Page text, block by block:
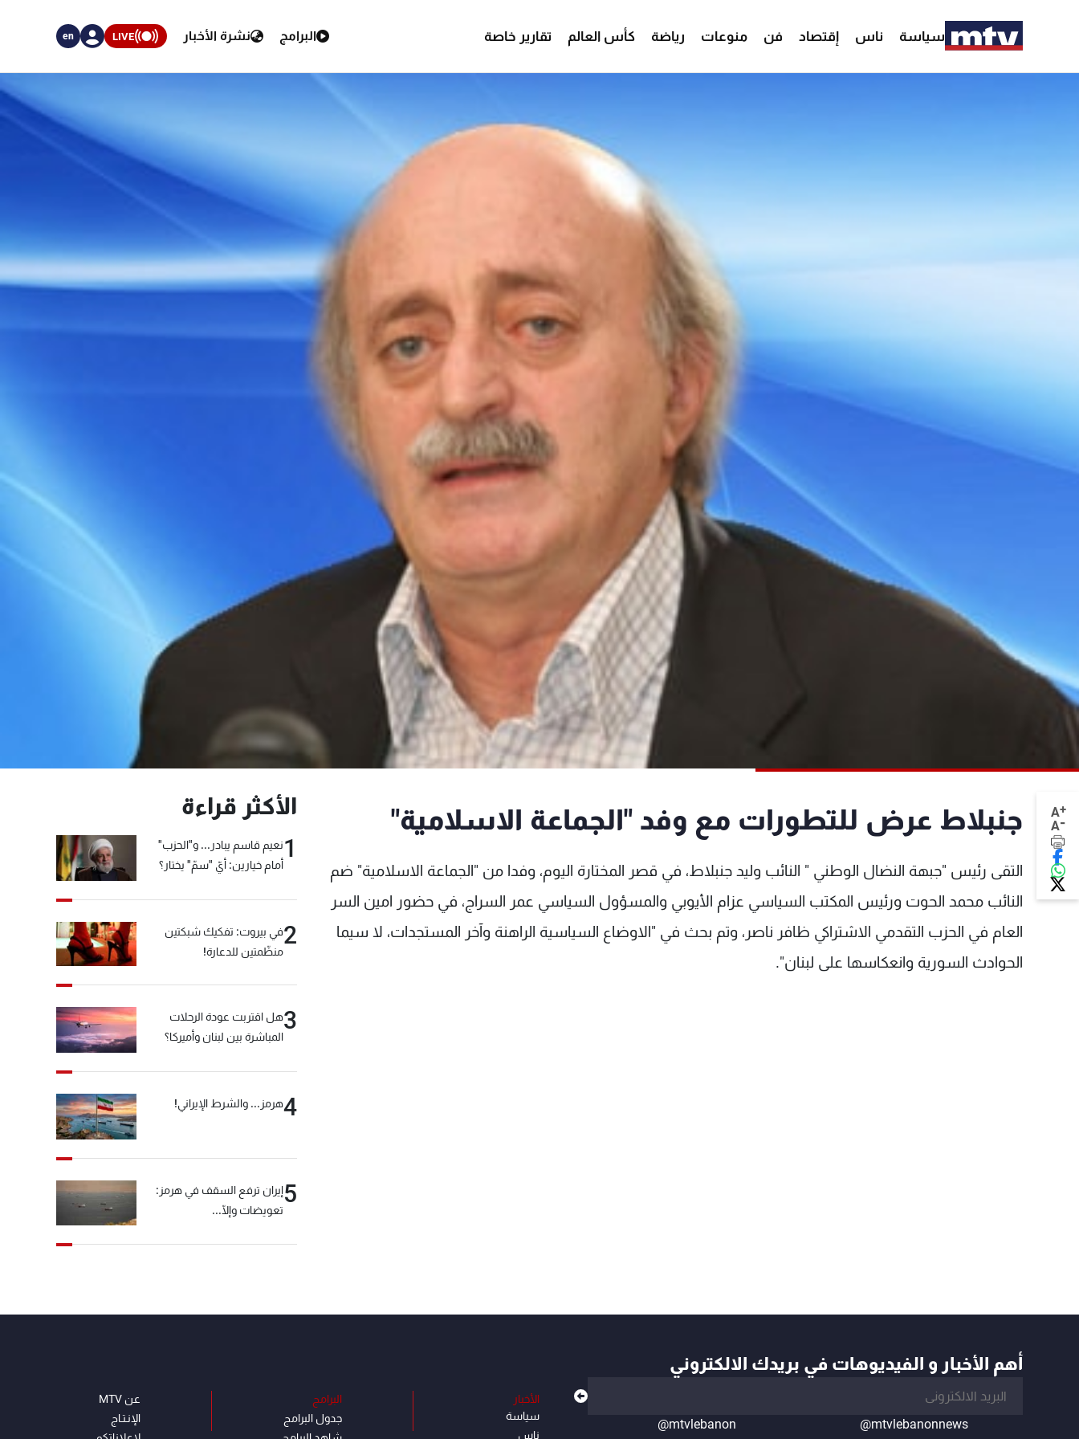
سياسة ناس إقتصاد فن منوعات رياضة كأس العالم تقارير خاصة البرامج نشرة الأخبار LIVE
en
A+
A- جنبلاط عرض للتطورات مع وفد "الجماعة الاسلامية"
التقى رئيس "جبهة النضال الوطني " النائب وليد جنبلاط، في قصر المختارة اليوم، وفدا من "الجماعة الاسلامية" ضم
النائب محمد الحوت ورئيس المكتب السياسي عزام الأيوبي والمسؤول السياسي عمر السراج، في حضور امين السر
العام في الحزب التقدمي الاشتراكي ظافر ناصر، وتم بحث في "الاوضاع السياسية الراهنة وآخر المستجدات، لا سيما
الحوادث السورية وانعكاسها على لبنان".
الأكثر قراءة
1نعيم قاسم يبادر... و"الحزب"
أمام خيارين: أيّ "سمّ" يختار؟
2في بيروت: تفكيك شبكتين
منظّمتين للدعارة!
3هل اقتربت عودة الرحلات
المباشرة بين لبنان وأميركا؟
4هرمز... والشرط الإيراني!
5إيران ترفع السقف في هرمز:
تعويضات وإلّا...
أهم الأخبار و الفيديوهات في بريدك الالكتروني
@mtvlebanonnews
@mtvlebanon
الأخبار
سياسة
ناس
البرامج
جدول البرامج
عن MTV
الإنـتـاج